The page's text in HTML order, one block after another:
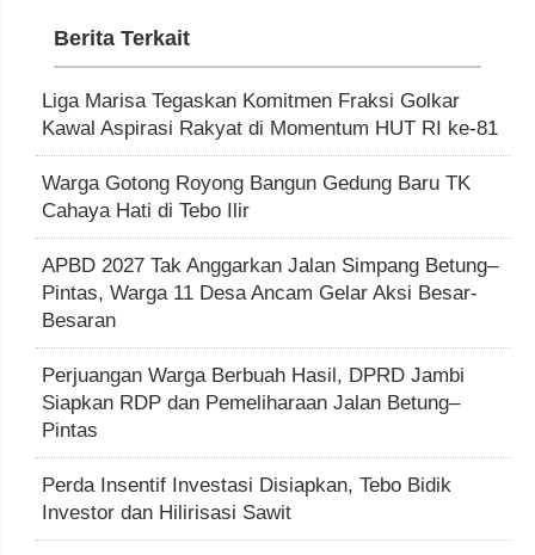
Berita Terkait
Liga Marisa Tegaskan Komitmen Fraksi Golkar
Kawal Aspirasi Rakyat di Momentum HUT RI ke-81
Warga Gotong Royong Bangun Gedung Baru TK
Cahaya Hati di Tebo Ilir
APBD 2027 Tak Anggarkan Jalan Simpang Betung–
Pintas, Warga 11 Desa Ancam Gelar Aksi Besar-
Besaran
Perjuangan Warga Berbuah Hasil, DPRD Jambi
Siapkan RDP dan Pemeliharaan Jalan Betung–
Pintas
Perda Insentif Investasi Disiapkan, Tebo Bidik
Investor dan Hilirisasi Sawit